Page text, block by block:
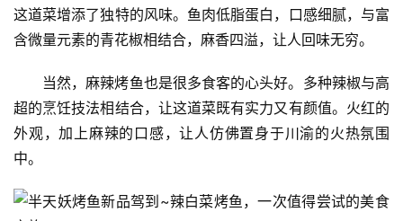
这道菜增添了独特的风味。鱼肉低脂蛋白，口感细腻，与富
含微量元素的青花椒相结合，麻香四溢，让人回味无穷。
当然，麻辣烤鱼也是很多食客的心头好。多种辣椒与高
超的烹饪技法相结合，让这道菜既有实力又有颜值。火红的
外观，加上麻辣的口感，让人仿佛置身于川渝的火热氛围
中。